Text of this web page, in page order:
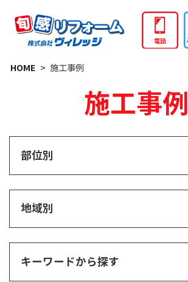
HOME 施工事例
施工事例
部位別
地域別
キーワードから探す